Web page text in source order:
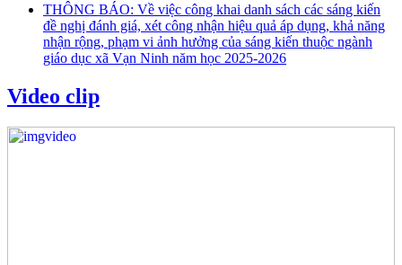
THÔNG BÁO: Về việc công khai danh sách các sáng kiến
đề nghị đánh giá, xét công nhận hiệu quả áp dụng, khả năng
nhận rộng, phạm vi ảnh hưởng của sáng kiến thuộc ngành
giáo dục xã Vạn Ninh năm học 2025-2026
Video clip